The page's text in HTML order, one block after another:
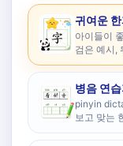
귀여운
아이들이
검은 예시,
병음 연
pinyin
보고 맞는